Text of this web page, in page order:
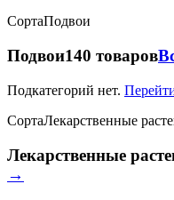
СортаПодвои
Подвои140 товаров
Подкатегорий нет.
СортаЛекарственные
Лекарственные
→